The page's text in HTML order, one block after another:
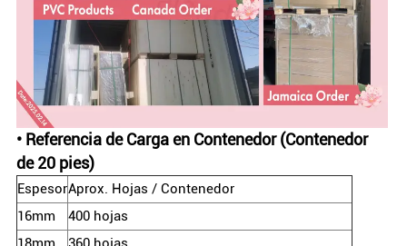
• Referencia de Carga en Contenedor (Contenedor
de 20 pies)
EspesorAprox. Hojas / Contenedor
16mm
400 hojas